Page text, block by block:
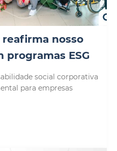
nosso
ESG
social corporativa
para empresas